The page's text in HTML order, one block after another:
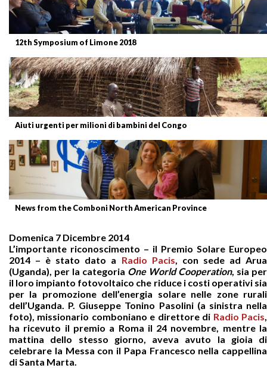
12th Symposium of Limone 2018
Aiuti urgenti per milioni di bambini del Congo
News from the Comboni North American Province
Domenica 7 Dicembre 2014
L’importante riconoscimento – il Premio Solare Europeo
2014 – è stato dato a Radio Pacis, con sede ad Arua
(Uganda), per la categoria One World Cooperation, sia per
il loro impianto fotovoltaico che riduce i costi operativi sia
per la promozione dell’energia solare nelle zone rurali
dell’Uganda. P. Giuseppe Tonino Pasolini (a sinistra nella
foto), missionario comboniano e direttore di Radio Pacis,
ha ricevuto il premio a Roma il 24 novembre, mentre la
mattina dello stesso giorno, aveva avuto la gioia di
celebrare la Messa con il Papa Francesco nella cappellina
di Santa Marta.